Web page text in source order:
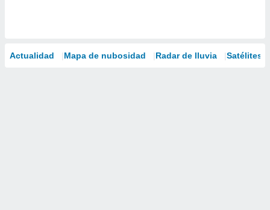
Actualidad Mapa de nubosidad Radar de lluvia Satélites